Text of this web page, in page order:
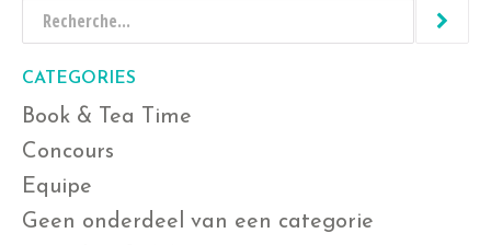
CATEGORIES
Book & Tea Time
Concours
Equipe
Geen onderdeel van een categorie